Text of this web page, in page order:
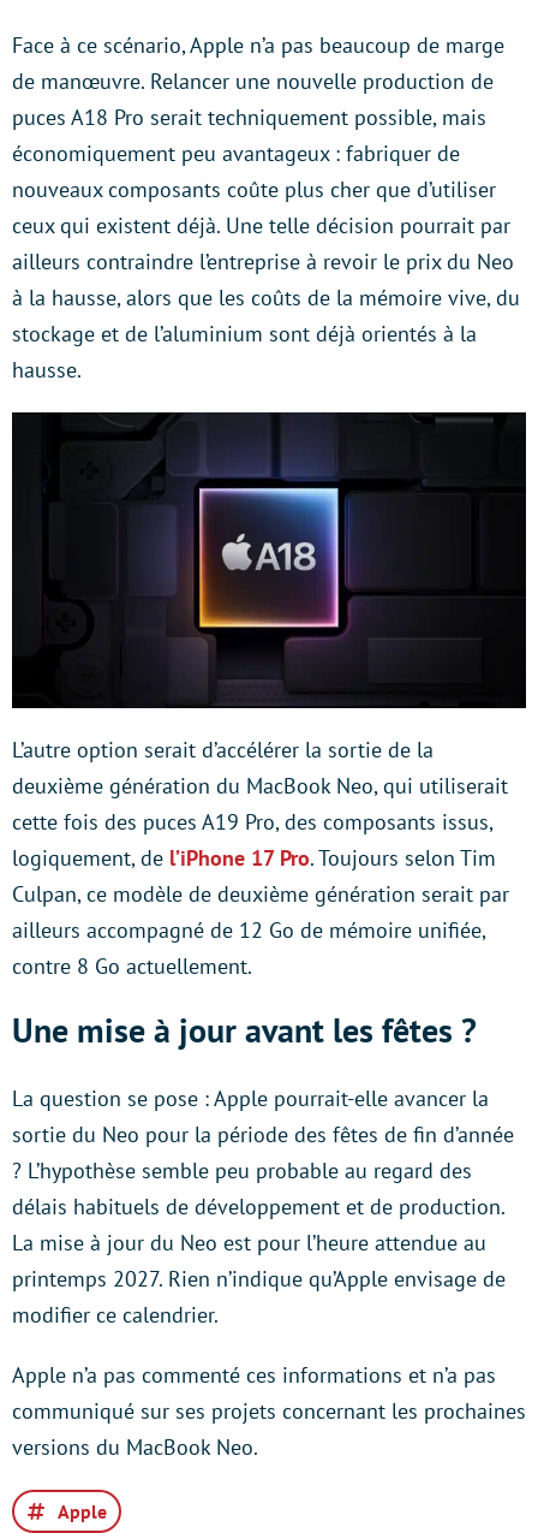
Face à ce scénario, Apple n’a pas beaucoup de marge
de manœuvre. Relancer une nouvelle production de
puces A18 Pro serait techniquement possible, mais
économiquement peu avantageux : fabriquer de
nouveaux composants coûte plus cher que d’utiliser
ceux qui existent déjà. Une telle décision pourrait par
ailleurs contraindre l’entreprise à revoir le prix du Neo
à la hausse, alors que les coûts de la mémoire vive, du
stockage et de l’aluminium sont déjà orientés à la
hausse.
L’autre option serait d’accélérer la sortie de la
deuxième génération du MacBook Neo, qui utiliserait
cette fois des puces A19 Pro, des composants issus,
logiquement, de l’iPhone 17 Pro. Toujours selon Tim
Culpan, ce modèle de deuxième génération serait par
ailleurs accompagné de 12 Go de mémoire unifiée,
contre 8 Go actuellement.
Une mise à jour avant les fêtes ?
La question se pose : Apple pourrait-elle avancer la
sortie du Neo pour la période des fêtes de fin d’année
? L’hypothèse semble peu probable au regard des
délais habituels de développement et de production.
La mise à jour du Neo est pour l’heure attendue au
printemps 2027. Rien n’indique qu’Apple envisage de
modifier ce calendrier.
Apple n’a pas commenté ces informations et n’a pas
communiqué sur ses projets concernant les prochaines
versions du MacBook Neo.
Apple